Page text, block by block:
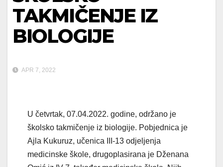
TAKMIČENJE IZ
BIOLOGIJE
APR 7, 2022
U četvrtak, 07.04.2022. godine, održano je
školsko takmičenje iz biologije. Pobjednica je
Ajla Kukuruz, učenica III-13 odjeljenja
medicinske škole, drugoplasirana je Dženana